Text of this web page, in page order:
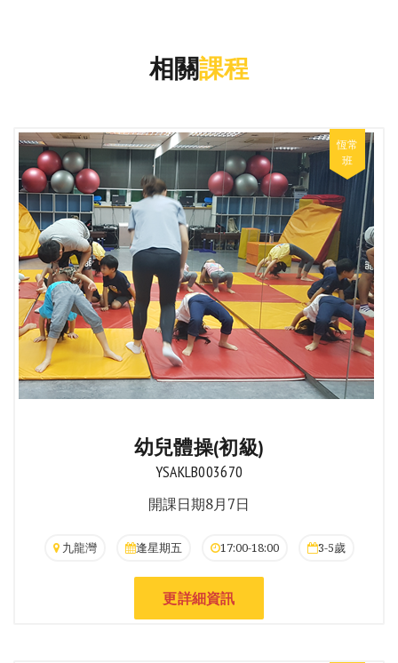
相關課程
幼兒體操(初級)
YSAKLB003670
開課日期8月7日
九龍灣 逢星期五 17:00-18:00 3-5歲
更詳細資訊